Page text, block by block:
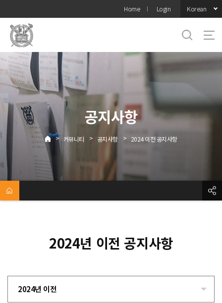
메뉴
Home Login Korean
공지사항
> 커뮤니티 > 공지사항 > 2024 이전 공지사항
2024년 이전 공지사항
2024년 이전